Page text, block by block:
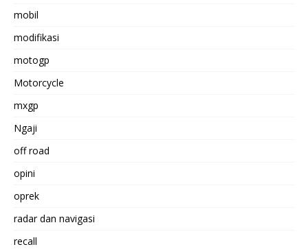
mobil
modifikasi
motogp
Motorcycle
mxgp
Ngaji
off road
opini
oprek
radar dan navigasi
recall